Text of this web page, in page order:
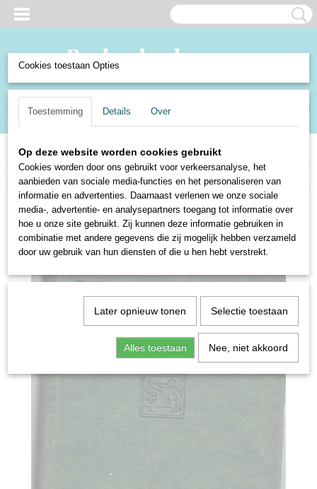
Inloggen Registreren
(0)
Home>Boeken en Strips> Boeken>Non-Fictie>Reisboeken>
The little
Londoner - R. Kron
Cookies toestaan Opties
Toestemming Details Over
Op deze website worden cookies gebruikt
Cookies worden door ons gebruikt voor verkeersanalyse, het
aanbieden van sociale media-functies en het personaliseren van
informatie en advertenties. Daarnaast verlenen we onze sociale
media-, advertentie- en analysepartners toegang tot informatie over
hoe u onze site gebruikt. Zij kunnen deze informatie gebruiken in
combinatie met andere gegevens die zij mogelijk hebben verzameld
door uw gebruik van hun diensten of die u hen hebt verstrekt.
Later opnieuw tonen Selectie toestaan
Alles toestaan Nee, niet akkoord